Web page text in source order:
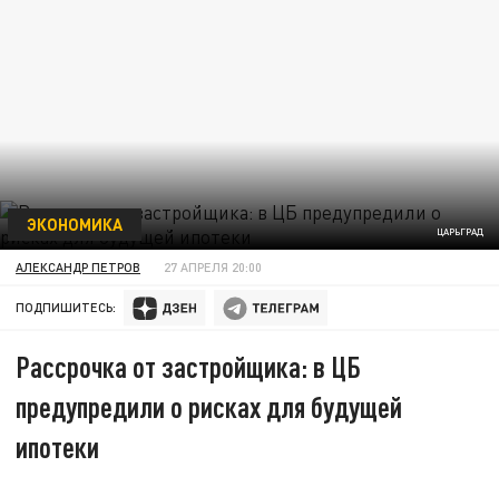
ЦАРЬГРАД
ЭКОНОМИКА
АЛЕКСАНДР ПЕТРОВ 27 АПРЕЛЯ 20:00
ПОДПИШИТЕСЬ:
Рассрочка от застройщика: в ЦБ
предупредили о рисках для будущей
ипотеки